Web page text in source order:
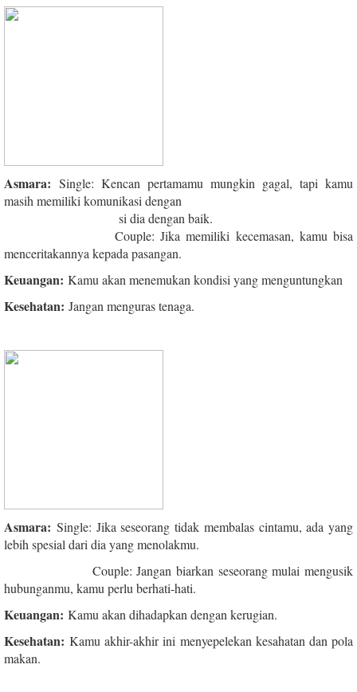
Asmara: Single: Kencan pertamamu mungkin gagal, tapi kamu
masih memiliki komunikasi dengan
si dia dengan baik.
Couple: Jika memiliki kecemasan, kamu bisa
menceritakannya kepada pasangan.
Keuangan: Kamu akan menemukan kondisi yang menguntungkan
Kesehatan: Jangan menguras tenaga.
Asmara: Single: Jika seseorang tidak membalas cintamu, ada yang
lebih spesial dari dia yang menolakmu.
Couple: Jangan biarkan seseorang mulai mengusik
hubunganmu, kamu perlu berhati-hati.
Keuangan: Kamu akan dihadapkan dengan kerugian.
Kesehatan: Kamu akhir-akhir ini menyepelekan kesahatan dan pola
makan.